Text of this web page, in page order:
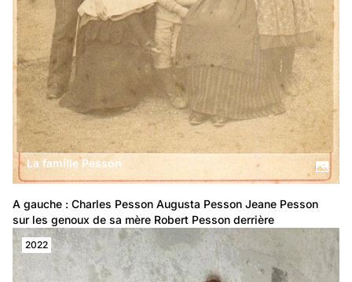
La famille Pesson
A gauche : Charles Pesson Augusta Pesson Jeane Pesson
sur les genoux de sa mère Robert Pesson derrière
2022